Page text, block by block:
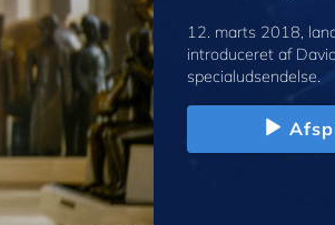
12. marts 2018,
introduceret af
specialudsendelse.